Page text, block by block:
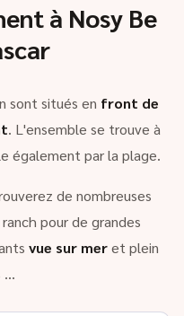
à Nosy Be
sont situés en front de
. L'ensemble se trouve à
également par la plage.
de nombreuses
pour de grandes
vue sur meret plein
…